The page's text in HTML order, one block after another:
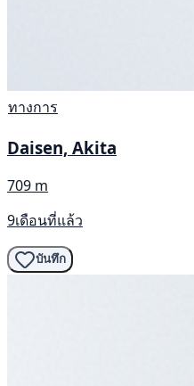
ทางการ
Daisen, Akita
709 m
9เดือนที่แล้ว
บันทึก